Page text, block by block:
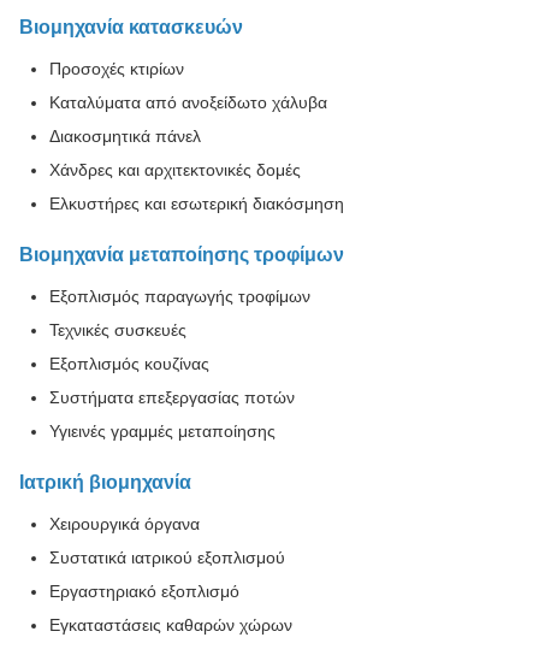
Βιομηχανία κατασκευών
Προσοχές κτιρίων
Καταλύματα από ανοξείδωτο χάλυβα
Διακοσμητικά πάνελ
Χάνδρες και αρχιτεκτονικές δομές
Ελκυστήρες και εσωτερική διακόσμηση
Βιομηχανία μεταποίησης τροφίμων
Εξοπλισμός παραγωγής τροφίμων
Τεχνικές συσκευές
Εξοπλισμός κουζίνας
Συστήματα επεξεργασίας ποτών
Υγιεινές γραμμές μεταποίησης
Ιατρική βιομηχανία
Χειρουργικά όργανα
Συστατικά ιατρικού εξοπλισμού
Εργαστηριακό εξοπλισμό
Εγκαταστάσεις καθαρών χώρων